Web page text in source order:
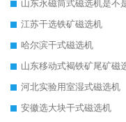
江苏干选铁矿磁选机
哈尔滨干式磁选机
山东移动式褐铁矿尾矿磁
河北实验用室湿式磁选机
安徽选大块干式磁选机